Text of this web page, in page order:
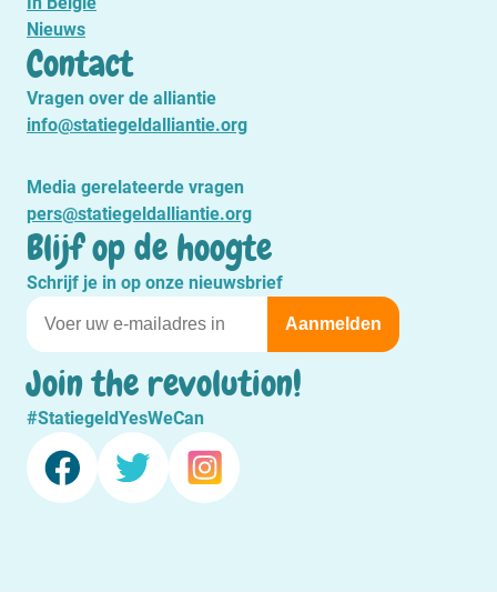
Nieuws
Contact
Vragen over de alliantie
info@statiegeldalliantie.org
Media gerelateerde vragen
pers@statiegeldalliantie.org
Blijf op de hoogte
Schrijf je in op onze nieuwsbrief
Join the revolution!
#StatiegeldYesWeCan